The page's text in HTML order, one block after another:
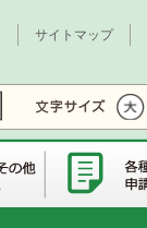
サイトマップ